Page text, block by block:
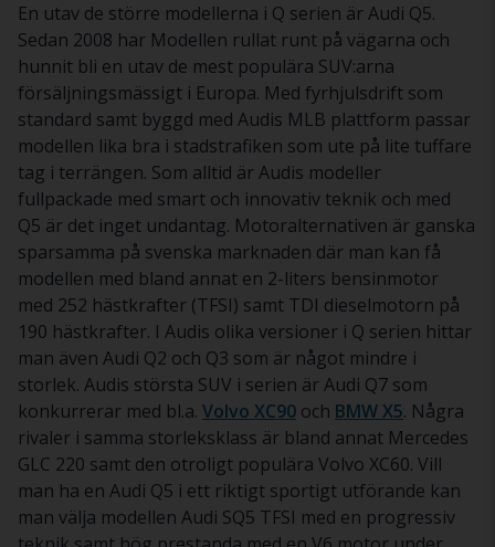
En utav de större modellerna i Q serien är Audi Q5.
Sedan 2008 har Modellen rullat runt på vägarna och
hunnit bli en utav de mest populära SUV:arna
försäljningsmässigt i Europa. Med fyrhjulsdrift som
standard samt byggd med Audis MLB plattform passar
modellen lika bra i stadstrafiken som ute på lite tuffare
tag i terrängen. Som alltid är Audis modeller
fullpackade med smart och innovativ teknik och med
Q5 är det inget undantag. Motoralternativen är ganska
sparsamma på svenska marknaden där man kan få
modellen med bland annat en 2-liters bensinmotor
med 252 hästkrafter (TFSI) samt TDI dieselmotorn på
190 hästkrafter. I Audis olika versioner i Q serien hittar
man även Audi Q2 och Q3 som är något mindre i
storlek. Audis största SUV i serien är Audi Q7 som
konkurrerar med bl.a. Volvo XC90 och BMW X5. Några
rivaler i samma storleksklass är bland annat Mercedes
GLC 220 samt den otroligt populära Volvo XC60. Vill
man ha en Audi Q5 i ett riktigt sportigt utförande kan
man välja modellen Audi SQ5 TFSI med en progressiv